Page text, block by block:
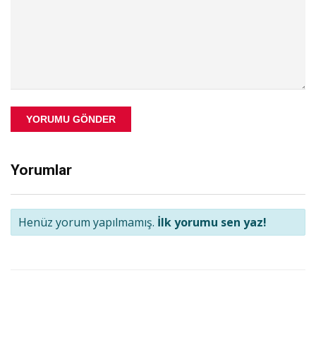
YORUMU GÖNDER
Yorumlar
Henüz yorum yapılmamış. İlk yorumu sen yaz!